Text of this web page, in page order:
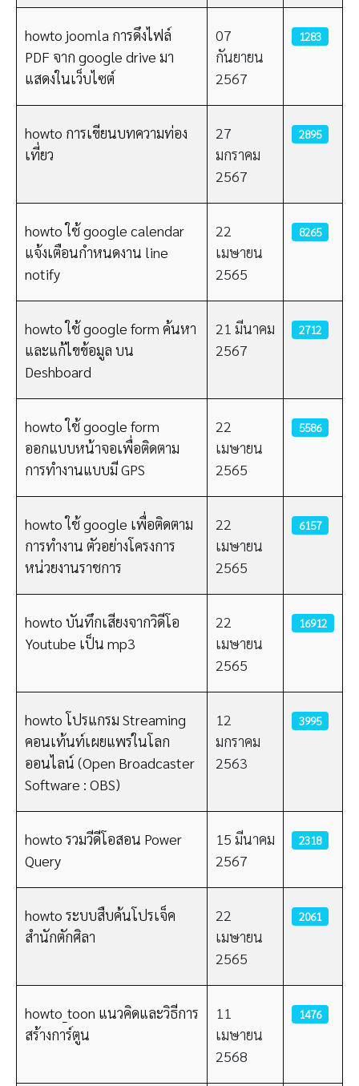
howto joomla การดึงไฟล์
PDF จาก google drive มา
แสดงในเว็บไซต์
07
กันยายน
2567
1283
howto การเขียนบทความท่อง
เที่ยว
27
มกราคม
2567
2895
howto ใช้ google calendar
แจ้งเตือนกำหนดงาน line
notify
22
เมษายน
2565
8265
howto ใช้ google form ค้นหา
และแก้ไขข้อมูล บน
Deshboard
21 มีนาคม
2567
2712
howto ใช้ google form
ออกแบบหน้าจอเพื่อติดตาม
การทำงานแบบมี GPS
22
เมษายน
2565
5586
howto ใช้ google เพื่อติดตาม
การทำงาน ตัวอย่างโครงการ
หน่วยงานราชการ
22
เมษายน
2565
6157
howto บันทึกเสียงจากวิดีโอ
Youtube เป็น mp3
22
เมษายน
2565
16912
howto โปรแกรม Streaming
คอนเท้นท์เผยแพร่ในโลก
ออนไลน์ (Open Broadcaster
Software : OBS)
12
มกราคม
2563
3995
howto รวมวีดีโอสอน Power
Query
15 มีนาคม
2567
2318
howto ระบบสืบค้นโปรเจ็ค
สำนักตักศิลา
22
เมษายน
2565
2061
howto_toon แนวคิดและวิธีการ
สร้างการ์ตูน
11
เมษายน
2568
1476